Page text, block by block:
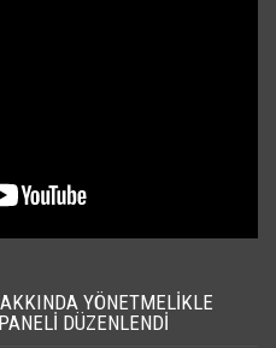
YÖNETMELIKLE
DÜZENLENDI